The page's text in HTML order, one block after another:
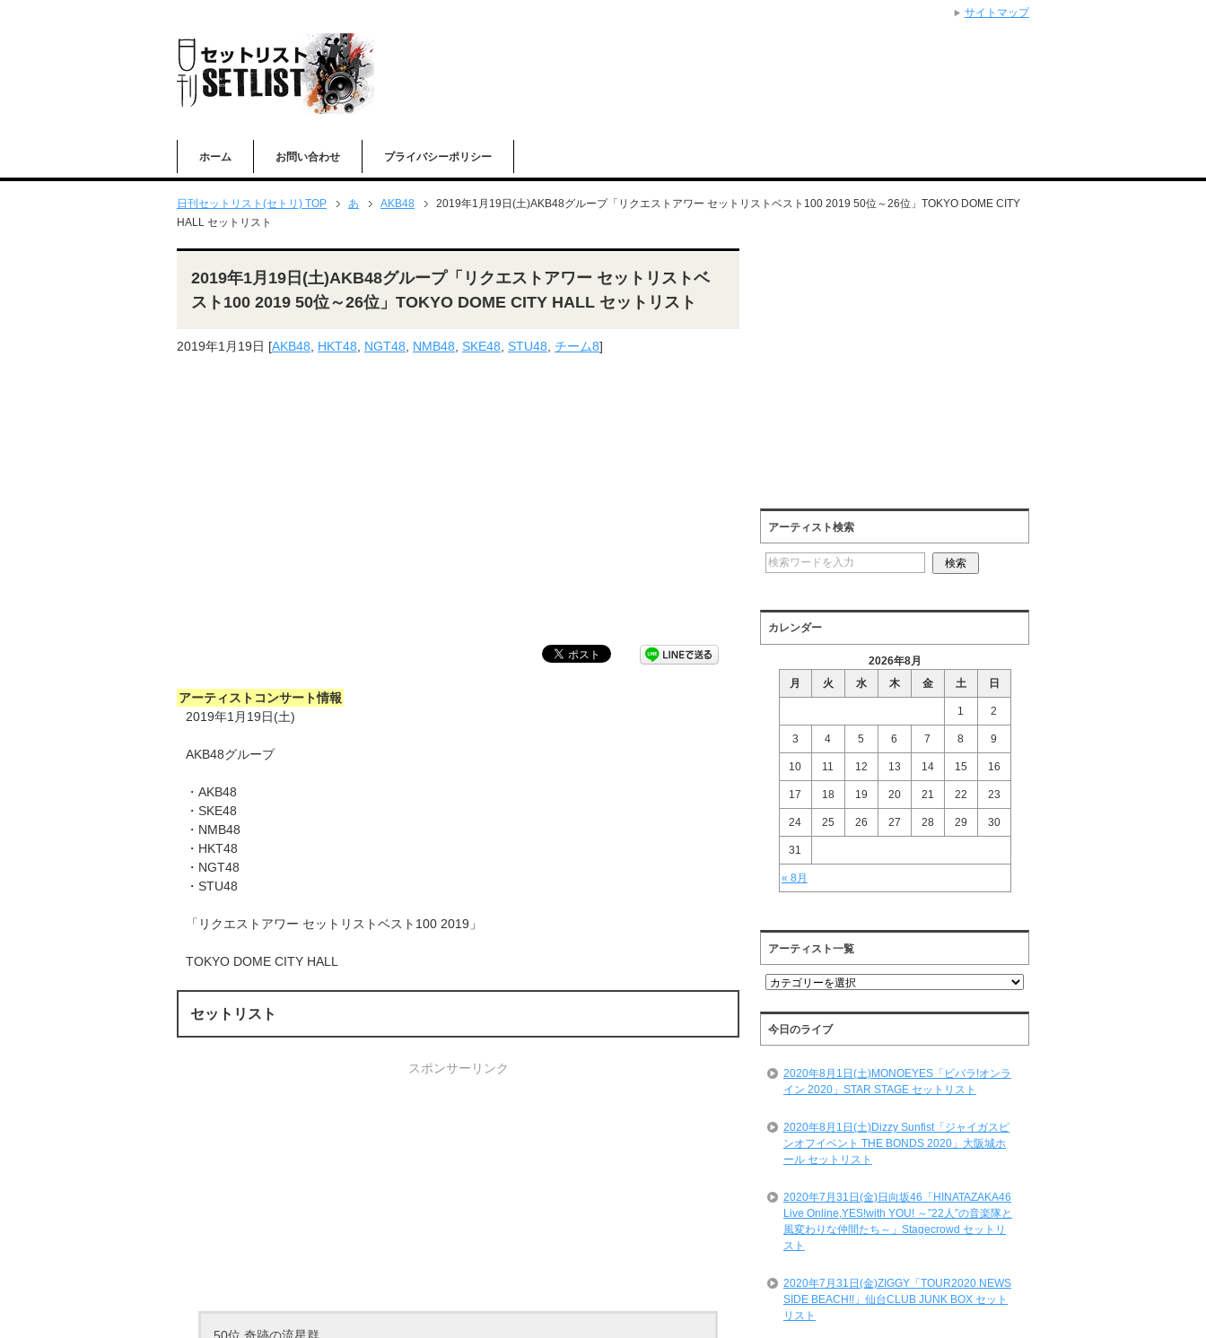
ホーム お問い合わせ プライバシーポリシー
日刊セットリスト(セトリ) TOP あ AKB48
2019年1月19日(土)AKB48グループ「リクエストアワー セットリストベスト100 2019 50位～26位」TOKYO DOME CITY
HALL セットリスト
2019年1月19日(土)AKB48グループ「リクエストアワー セットリストベ
スト100 2019 50位～26位」TOKYO DOME CITY HALL セットリスト
2019年1月19日 [AKB48 HKT48 NGT48 NMB48 SKE48 STU48 チーム8]
アーティストコンサート情報
2019年1月19日(土)
AKB48グループ
・AKB48
・SKE48
・NMB48
・HKT48
・NGT48
・STU48
「リクエストアワー セットリストベスト100 2019」
TOKYO DOME CITY HALL
セットリスト
スポンサーリンク
アーティスト検索
カレンダー
2026年8月
月
火 水 木 金 土 日
« 8月
1 2
3 4 5 6 7 8 9
10 11 12 13 14 15 16
17 18 19 20 21 22 23
24 25 26 27 28 29 30
31
アーティスト一覧
ア
テ
ィ
ス
一
今日のライブ
2020年8月1日(土)MONOEYES「ビバラ!オンラ
イン 2020」STAR STAGE セットリスト
2020年8月1日(土)Dizzy Sunfist「ジャイガスピ
ンオフイベント THE BONDS 2020」大阪城ホ
ール セットリスト
2020年7月31日(金)日向坂46「HINATAZAKA46
Live Online,YES!with YOU! ～”22人”の音楽隊と
風変わりな仲間たち～」Stagecrowd セットリ
スト
2020年7月31日(金)ZIGGY「TOUR2020 NEWS
SIDE BEACH!!」仙台CLUB JUNK BOX セット
リスト
サイトマップ